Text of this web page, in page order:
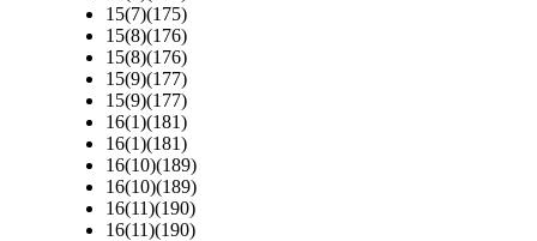
15(7)(175)
15(8)(176)
15(8)(176)
15(9)(177)
15(9)(177)
16(1)(181)
16(1)(181)
16(10)(189)
16(10)(189)
16(11)(190)
16(11)(190)